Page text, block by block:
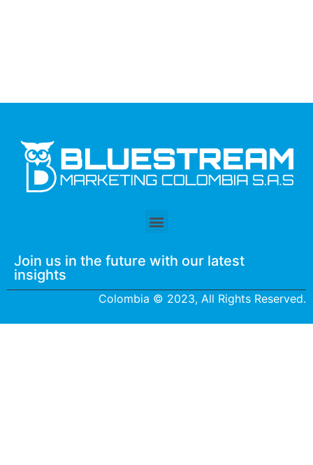
Join us in the future with our latest
insights
Colombia © 2023, All Rights Reserved.